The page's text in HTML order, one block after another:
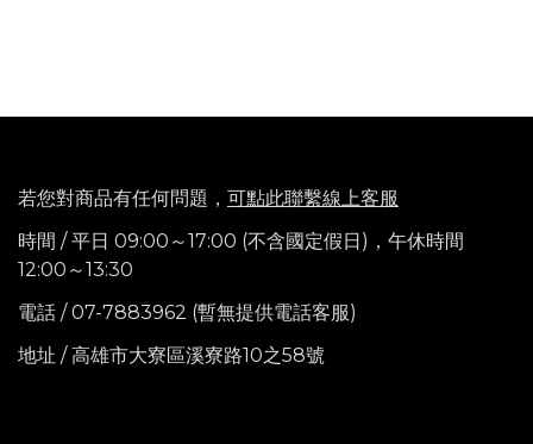
若您對商品有任何問題， 可點此聯繫線上客服
時間 / 平日 09:00～17:00 (不含國定假日)， 午休時間
12:00～13:30
電話 / 07-7883962 (暫無提供電話客服)
地址 / 高雄市大寮區溪寮路10之58號